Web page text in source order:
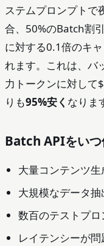
ステムプロンプトで
合、50%のBatch割
に対する0.1倍のキ
れます。これは、バ
力トークンに対して
りも95%安く なりま
Batch APIをいつ
大量コンテンツ生
大規模なデータ
数百のテストプ
レイテンシーが